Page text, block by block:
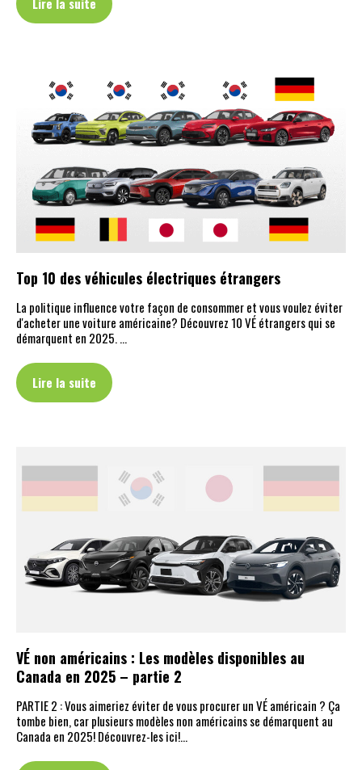
Top 10 des véhicules électriques étrangers
La politique influence votre façon de consommer et vous voulez éviter
d'acheter une voiture américaine? Découvrez 10 VÉ étrangers qui se
démarquent en 2025. …
Lire la suite
VÉ non américains : Les modèles disponibles au
Canada en 2025 – partie 2
PARTIE 2 : Vous aimeriez éviter de vous procurer un VÉ américain ? Ça
tombe bien, car plusieurs modèles non américains se démarquent au
Canada en 2025! Découvrez-les ici!…